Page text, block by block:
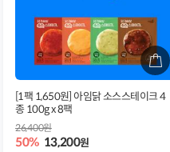
[1팩 1,650원] 아임닭 소스스테이크 4
종 100g x 8팩
50% 13,200원
26,400원